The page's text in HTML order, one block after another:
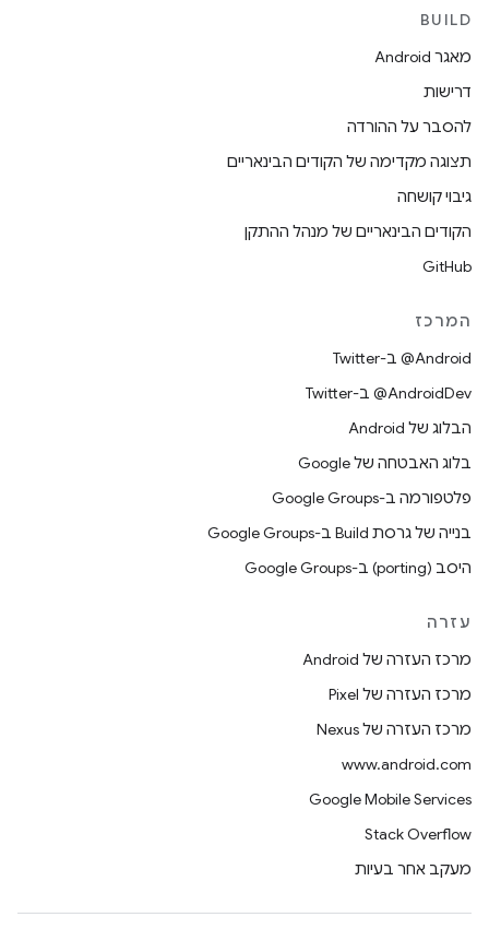
BUILD
מאגר Android
דרישות
להסבר על ההורדה
תצוגה מקדימה של הקודים הבינאריים
גיבוי קושחה
הקודים הבינאריים של מנהל ההתקן
GitHub
המרכז
‎@Android ב-Twitter
‎@AndroidDev ב-Twitter
הבלוג של Android
בלוג האבטחה של Google
פלטפורמה ב-Google Groups
בנייה של גרסת Build ב-Google Groups
היסב (porting) ב-Google Groups
עזרה
מרכז העזרה של Android
מרכז העזרה של Pixel
מרכז העזרה של Nexus
www.android.com
Google Mobile Services
Stack Overflow
מעקב אחר בעיות